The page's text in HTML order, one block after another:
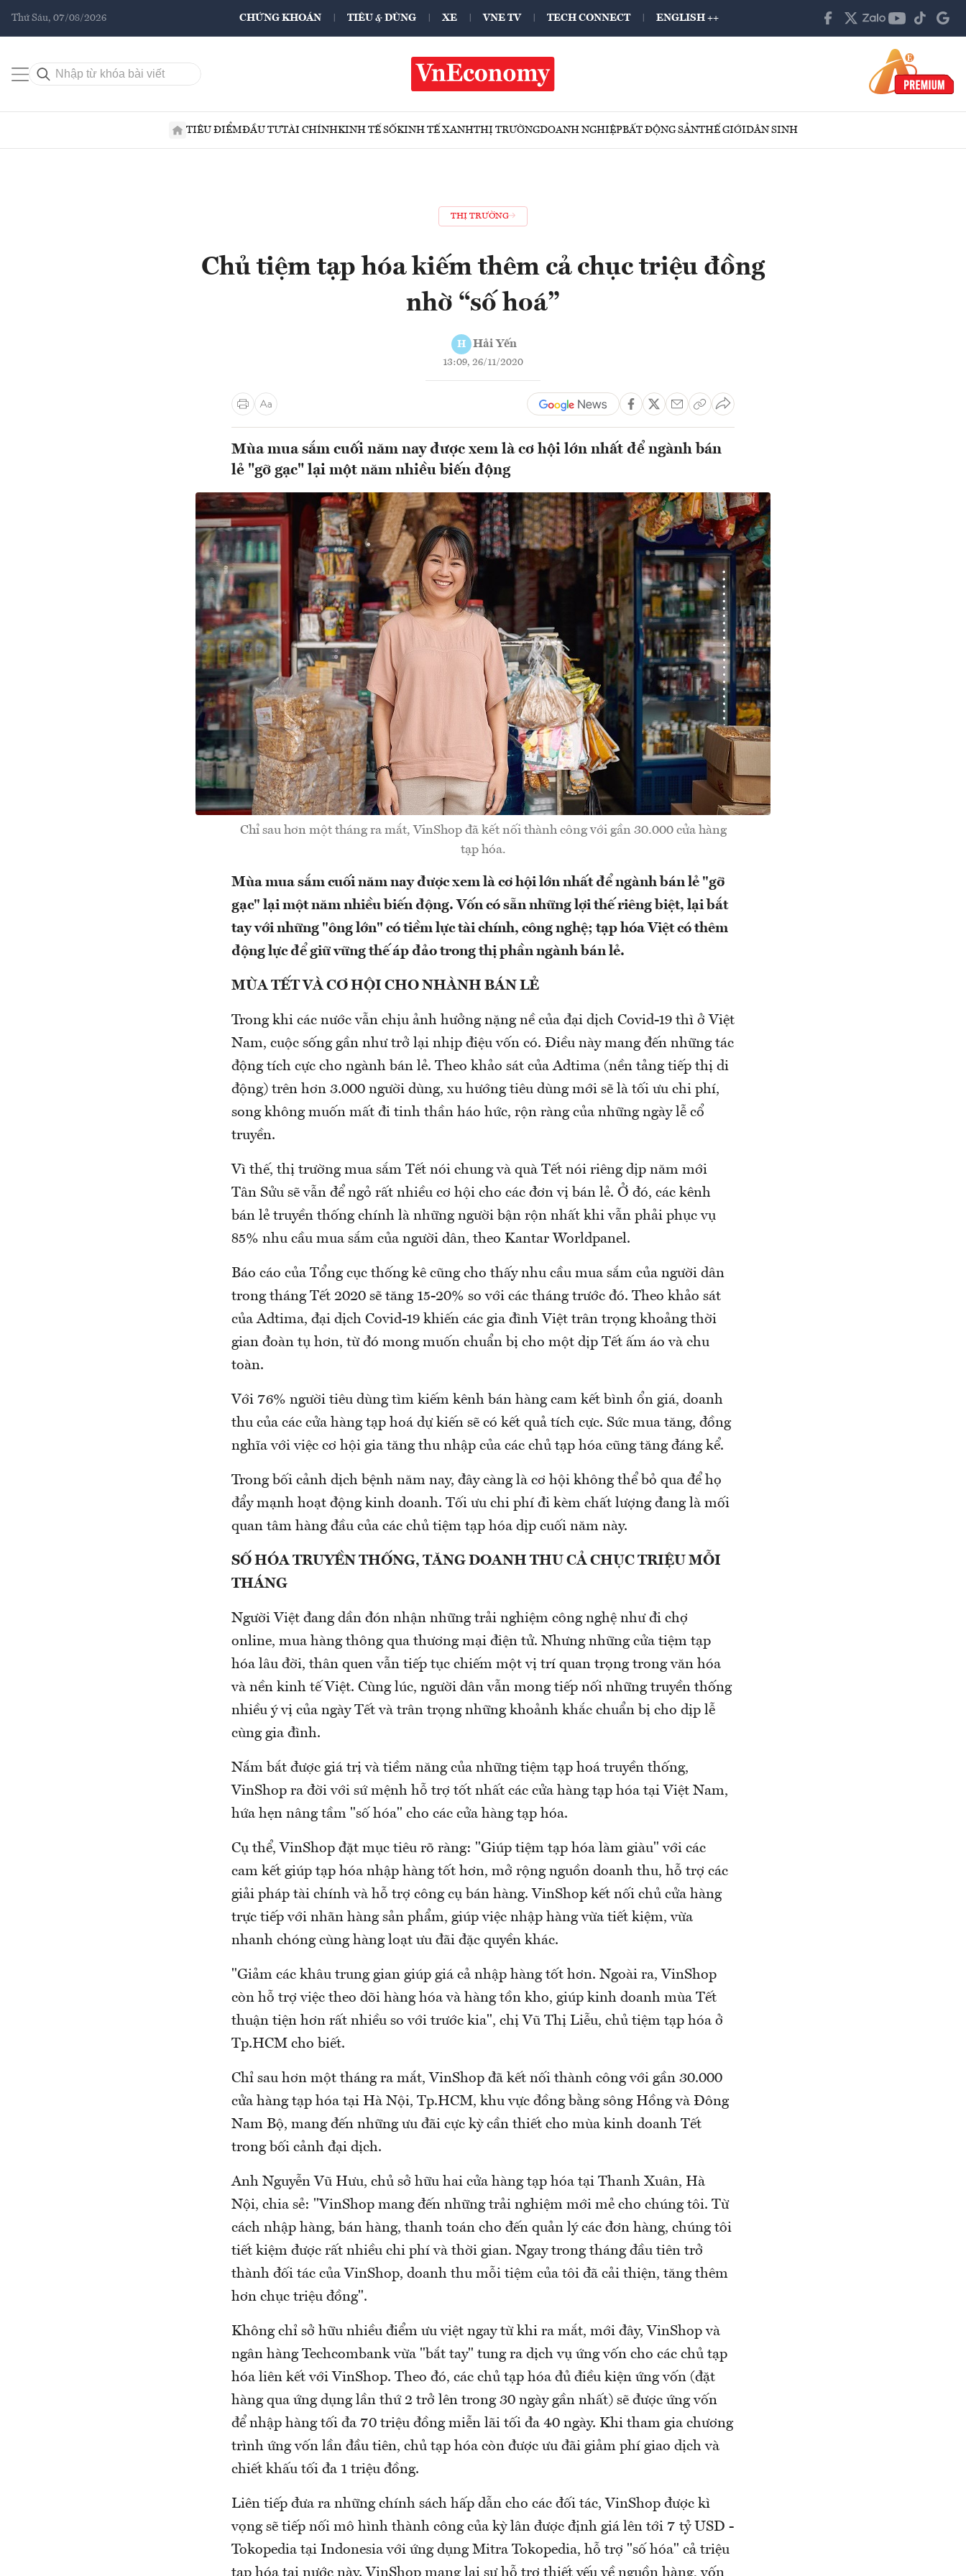
Thứ Sáu, 07/08/2026 CHỨNG KHOÁN TIÊU & DÙNG XE VNE TV TECH CONNECT ENGLISH ++
TIÊU ĐIỂMĐẦU TƯTÀI CHÍNHKINH TẾ SỐKINH TẾ XANHTHỊ TRƯỜNGDOANH NGHIỆPBẤT ĐỘNG SẢNTHẾ GIỚIDÂN SINH
THỊ TRƯỜNG
Chủ tiệm tạp hóa kiếm thêm cả chục triệu đồng
nhờ “số hoá”
H Hải Yến
13:09, 26/11/2020
Mùa mua sắm cuối năm nay được xem là cơ hội lớn nhất để ngành bán
lẻ "gỡ gạc" lại một năm nhiều biến động
Chỉ sau hơn một tháng ra mắt, VinShop đã kết nối thành công với gần 30.000 cửa hàng
tạp hóa.
Mùa mua sắm cuối năm nay được xem là cơ hội lớn nhất để ngành bán lẻ "gỡ
gạc" lại một năm nhiều biến động. Vốn có sẵn những lợi thế riêng biệt, lại bắt
tay với những "ông lớn" có tiềm lực tài chính, công nghệ; tạp hóa Việt có thêm
động lực để giữ vững thế áp đảo trong thị phần ngành bán lẻ.
MÙA TẾT VÀ CƠ HỘI CHO NHÀNH BÁN LẺ
Trong khi các nước vẫn chịu ảnh hưởng nặng nề của đại dịch Covid-19 thì ở Việt
Nam, cuộc sống gần như trở lại nhịp điệu vốn có. Điều này mang đến những tác
động tích cực cho ngành bán lẻ. Theo khảo sát của Adtima (nền tảng tiếp thị di
động) trên hơn 3.000 người dùng, xu hướng tiêu dùng mới sẽ là tối ưu chi phí,
song không muốn mất đi tinh thần háo hức, rộn ràng của những ngày lễ cổ
truyền.
Vì thế, thị trường mua sắm Tết nói chung và quà Tết nói riêng dịp năm mới
Tân Sửu sẽ vẫn để ngỏ rất nhiều cơ hội cho các đơn vị bán lẻ. Ở đó, các kênh
bán lẻ truyền thống chính là những người bận rộn nhất khi vẫn phải phục vụ
85% nhu cầu mua sắm của người dân, theo Kantar Worldpanel.
Báo cáo của Tổng cục thống kê cũng cho thấy nhu cầu mua sắm của người dân
trong tháng Tết 2020 sẽ tăng 15-20% so với các tháng trước đó. Theo khảo sát
của Adtima, đại dịch Covid-19 khiến các gia đình Việt trân trọng khoảng thời
gian đoàn tụ hơn, từ đó mong muốn chuẩn bị cho một dịp Tết ấm áo và chu
toàn.
Với 76% người tiêu dùng tìm kiếm kênh bán hàng cam kết bình ổn giá, doanh
thu của các cửa hàng tạp hoá dự kiến sẽ có kết quả tích cực. Sức mua tăng, đồng
nghĩa với việc cơ hội gia tăng thu nhập của các chủ tạp hóa cũng tăng đáng kể.
Trong bối cảnh dịch bệnh năm nay, đây càng là cơ hội không thể bỏ qua để họ
đẩy mạnh hoạt động kinh doanh. Tối ưu chi phí đi kèm chất lượng đang là mối
quan tâm hàng đầu của các chủ tiệm tạp hóa dịp cuối năm này.
SỐ HÓA TRUYỀN THỐNG, TĂNG DOANH THU CẢ CHỤC TRIỆU MỖI
THÁNG
Người Việt đang dần đón nhận những trải nghiệm công nghệ như đi chợ
online, mua hàng thông qua thương mại điện tử. Nhưng những cửa tiệm tạp
hóa lâu đời, thân quen vẫn tiếp tục chiếm một vị trí quan trọng trong văn hóa
và nền kinh tế Việt. Cùng lúc, người dân vẫn mong tiếp nối những truyền thống
nhiều ý vị của ngày Tết và trân trọng những khoảnh khắc chuẩn bị cho dịp lễ
cùng gia đình.
Nắm bắt được giá trị và tiềm năng của những tiệm tạp hoá truyền thống,
VinShop ra đời với sứ mệnh hỗ trợ tốt nhất các cửa hàng tạp hóa tại Việt Nam,
hứa hẹn nâng tầm "số hóa" cho các cửa hàng tạp hóa.
Cụ thể, VinShop đặt mục tiêu rõ ràng: "Giúp tiệm tạp hóa làm giàu" với các
cam kết giúp tạp hóa nhập hàng tốt hơn, mở rộng nguồn doanh thu, hỗ trợ các
giải pháp tài chính và hỗ trợ công cụ bán hàng. VinShop kết nối chủ cửa hàng
trực tiếp với nhãn hàng sản phẩm, giúp việc nhập hàng vừa tiết kiệm, vừa
nhanh chóng cùng hàng loạt ưu đãi đặc quyền khác.
"Giảm các khâu trung gian giúp giá cả nhập hàng tốt hơn. Ngoài ra, VinShop
còn hỗ trợ việc theo dõi hàng hóa và hàng tồn kho, giúp kinh doanh mùa Tết
thuận tiện hơn rất nhiều so với trước kia", chị Vũ Thị Liễu, chủ tiệm tạp hóa ở
Tp.HCM cho biết.
Chỉ sau hơn một tháng ra mắt, VinShop đã kết nối thành công với gần 30.000
cửa hàng tạp hóa tại Hà Nội, Tp.HCM, khu vực đồng bằng sông Hồng và Đông
Nam Bộ, mang đến những ưu đãi cực kỳ cần thiết cho mùa kinh doanh Tết
trong bối cảnh đại dịch.
Anh Nguyễn Vũ Hưu, chủ sở hữu hai cửa hàng tạp hóa tại Thanh Xuân, Hà
Nội, chia sẻ: "VinShop mang đến những trải nghiệm mới mẻ cho chúng tôi. Từ
cách nhập hàng, bán hàng, thanh toán cho đến quản lý các đơn hàng, chúng tôi
tiết kiệm được rất nhiều chi phí và thời gian. Ngay trong tháng đầu tiên trở
thành đối tác của VinShop, doanh thu mỗi tiệm của tôi đã cải thiện, tăng thêm
hơn chục triệu đồng".
Không chỉ sở hữu nhiều điểm ưu việt ngay từ khi ra mắt, mới đây, VinShop và
ngân hàng Techcombank vừa "bắt tay" tung ra dịch vụ ứng vốn cho các chủ tạp
hóa liên kết với VinShop. Theo đó, các chủ tạp hóa đủ điều kiện ứng vốn (đặt
hàng qua ứng dụng lần thứ 2 trở lên trong 30 ngày gần nhất) sẽ được ứng vốn
để nhập hàng tối đa 70 triệu đồng miễn lãi tối đa 40 ngày. Khi tham gia chương
trình ứng vốn lần đầu tiên, chủ tạp hóa còn được ưu đãi giảm phí giao dịch và
chiết khấu tối đa 1 triệu đồng.
Liên tiếp đưa ra những chính sách hấp dẫn cho các đối tác, VinShop được kì
vọng sẽ tiếp nối mô hình thành công của kỳ lân được định giá lên tới 7 tỷ USD -
Tokopedia tại Indonesia với ứng dụng Mitra Tokopedia, hỗ trợ "số hóa" cả triệu
tạp hóa tại nước này. VinShop mang lại sự hỗ trợ thiết yếu về nguồn hàng, vốn